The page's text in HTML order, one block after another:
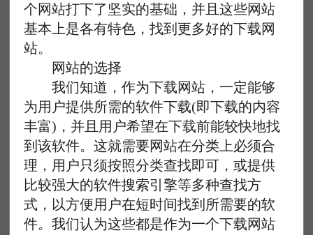
个网站打下了坚实的基础，并且这些网站
基本上是各有特色，找到更多好的下载网
站。
网站的选择
我们知道，作为下载网站，一定能够
为用户提供所需的软件下载(即下载的内容
丰富)，并且用户希望在下载前能较快地找
到该软件。这就需要网站在分类上必须合
理，用户只须按照分类查找即可，或提供
比较强大的软件搜索引擎等多种查找方
式，以方便用户在短时间找到所需要的软
件。我们认为这些都是作为一个下载网站